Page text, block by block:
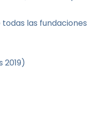
las
2019)